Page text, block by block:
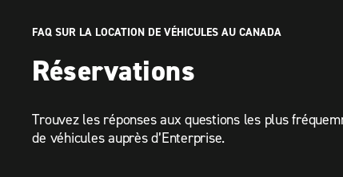
FAQ SUR LA LOCATION DE VÉHICULES AU CANADA
Réservations
Trouvez les réponses aux questions les plus
de véhicules auprès d’Enterprise.